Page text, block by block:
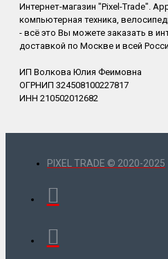
Интернет-магазин "Pixel-Trade".
компьютерная техника,
- всё это Вы можете заказать в
доставкой по Москве и всей
ИП Волкова Юлия Феимовна
ОГРНИП 324508100227817
ИНН 210502012682
PIXEL TRADE © 2020-2025